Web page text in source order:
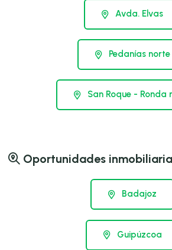
Avda. Elvas
Pedanías norte
San Roque - Ronda
Oportunidades
Badajoz
Guipúzcoa